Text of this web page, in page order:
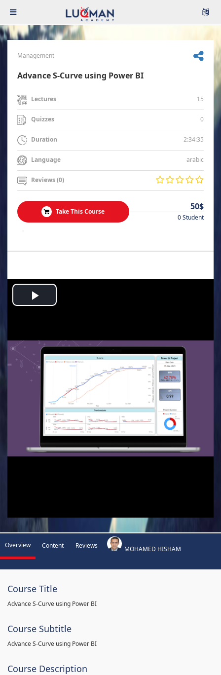
Management
Advance S-Curve using Power BI
Lectures 15
Quizzes 0
Duration 2:34:35
Language arabic
Reviews (0)
Take This Course 50$
0 Student
.
Play
Overview Content Reviews MOHAMED HISHAM
Course Title
Advance S-Curve using Power BI
Course Subtitle
Advance S-Curve using Power BI
Course Description